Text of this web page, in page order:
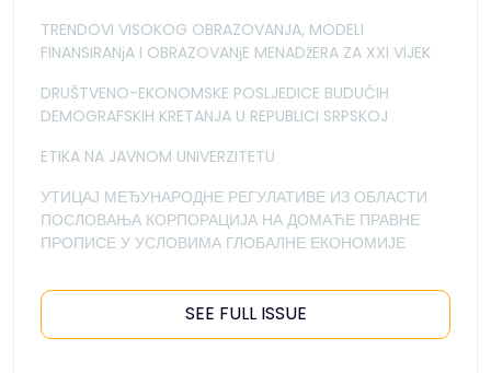
TRENDOVI VISOKOG OBRAZOVANJA, MODELI
FINANSIRANјA I OBRAZOVANјE MENADžERA ZA XXI VIJEK
DRUŠTVENO-EKONOMSKE POSLJEDICE BUDUĆIH
DEMOGRAFSKIH KRETANJA U REPUBLICI SRPSKOJ
ETIKA NA JAVNOM UNIVERZITETU
УТИЦАЈ МЕЂУНАРОДНЕ РЕГУЛАТИВЕ ИЗ ОБЛАСТИ
ПОСЛОВАЊА КОРПОРАЦИЈА НА ДОМАЋЕ ПРАВНЕ
ПРОПИСЕ У УСЛОВИМА ГЛОБАЛНЕ ЕКОНОМИЈЕ
SEE FULL ISSUE